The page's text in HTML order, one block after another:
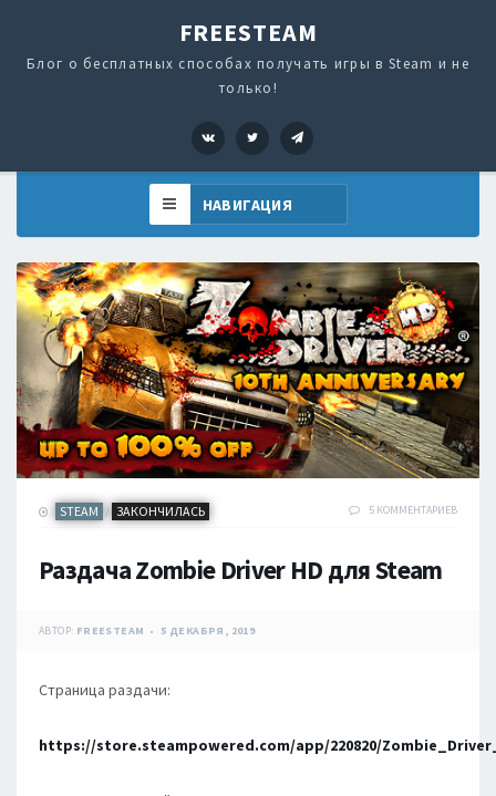
FREESTEAM
Блог о бесплатных способах получать игры в Steam и не
только!
VK Twitter
STEAM / ЗАКОНЧИЛАСЬ 5 КОММЕНТАРИЕВ
Раздача Zombie Driver HD для Steam
АВТОР: FREESTEAM 5 ДЕКАБРЯ, 2019
Страница раздачи:
https://store.steampowered.com/app/220820/